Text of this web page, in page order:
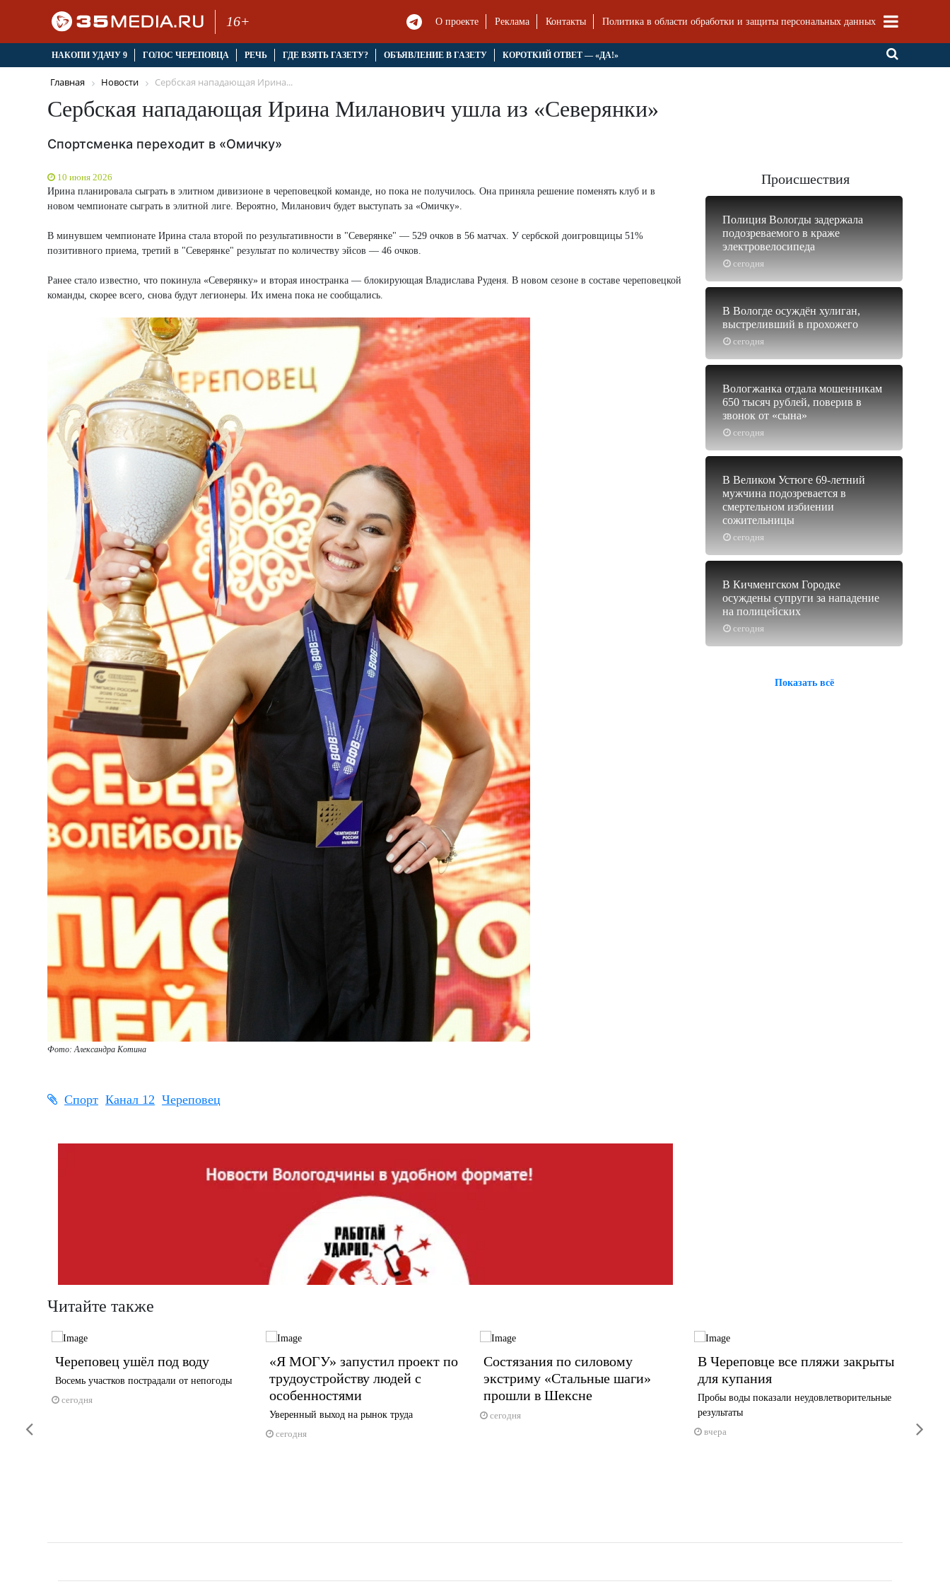
16+ О проекте Реклама Контакты Политика в области обработки и защиты персональных данных
НАКОПИ УДАЧУ 9 ГОЛОС ЧЕРЕПОВЦА РЕЧЬ ГДЕ ВЗЯТЬ ГАЗЕТУ? ОБЪЯВЛЕНИЕ В ГАЗЕТУ КОРОТКИЙ ОТВЕТ — «ДА!»
Главная Новости Сербская нападающая Ирина...
Сербская нападающая Ирина Миланович ушла из «Северянки»
Спортсменка переходит в «Омичку»
10 июня 2026
Ирина планировала сыграть в элитном дивизионе в череповецкой команде, но пока не получилось. Она приняла решение поменять клуб и в
новом чемпионате сыграть в элитной лиге. Вероятно, Миланович будет выступать за «Омичку».
В минувшем чемпионате Ирина стала второй по результативности в "Северянке" — 529 очков в 56 матчах. У сербской доигровщицы 51%
позитивного приема, третий в "Северянке" результат по количеству эйсов — 46 очков.
Ранее стало известно, что покинула «Северянку» и вторая иностранка — блокирующая Владислава Руденя. В новом сезоне в составе череповецкой
команды, скорее всего, снова будут легионеры. Их имена пока не сообщались.
Фото: Александра Котина
Спорт Канал 12 Череповец
Происшествия
сегодня
Полиция Вологды задержала
подозреваемого в краже
электровелосипеда
сегодня
В Вологде осуждён хулиган,
выстреливший в прохожего
сегодня
Вологжанка отдала мошенникам
650 тысяч рублей, поверив в
звонок от «сына»
сегодня
В Великом Устюге 69-летний
мужчина подозревается в
смертельном избиении
сожительницы
сегодня
В Кичменгском Городке
осуждены супруги за нападение
на полицейских
Показать всё
Читайте также
Череповец ушёл под воду
Восемь участков пострадали от непогоды
сегодня
«Я МОГУ» запустил проект по
трудоустройству людей с
особенностями
Уверенный выход на рынок труда
сегодня
Состязания по силовому
экстриму «Стальные шаги»
прошли в Шексне
сегодня
В Череповце все пляжи закрыты
для купания
Пробы воды показали неудовлетворительные
результаты
вчера
1 июня